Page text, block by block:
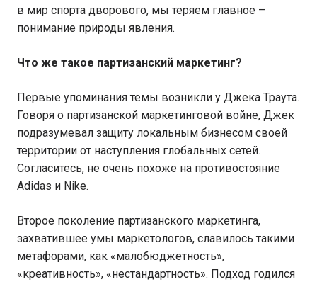
в мир спорта дворового, мы теряем главное –
понимание природы явления.
Что же такое партизанский маркетинг?
Первые упоминания темы возникли у Джека Траута.
Говоря о партизанской маркетинговой войне, Джек
подразумевал защиту локальным бизнесом своей
территории от наступления глобальных сетей.
Согласитесь, не очень похоже на противостояние
Adidas и Nike.
Второе поколение партизанского маркетинга,
захватившее умы маркетологов, славилось такими
метафорами, как «малобюджетность»,
«креативность», «нестандартность». Подход годился